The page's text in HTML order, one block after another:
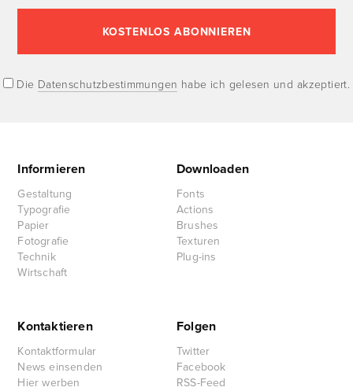
Die Datenschutzbestimmungen habe ich gelesen und akzeptiert.
Informieren
Gestaltung
Typografie
Papier
Fotografie
Technik
Wirtschaft
Downloaden
Fonts
Actions
Brushes
Texturen
Plug-ins
Kontaktieren
Kontaktformular
News einsenden
Hier werben
Folgen
Twitter
Facebook
RSS-Feed